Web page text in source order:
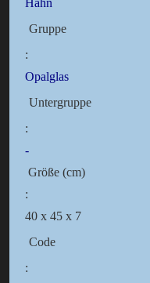
Gruppe
:
Opalglas
Untergruppe
:
-
Größe (cm)
:
40 x 45 x 7
Code
: